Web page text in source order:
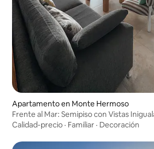
Apartamento en Monte Hermoso
Frente al Mar: Semipiso con Vistas
Calidad-precio · Familiar · Decoración